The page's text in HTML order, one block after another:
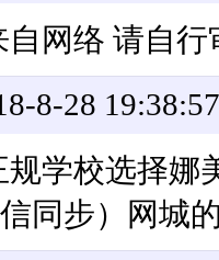
网络 请自
8-28 19:38:57
学校选择娜
同步）网城